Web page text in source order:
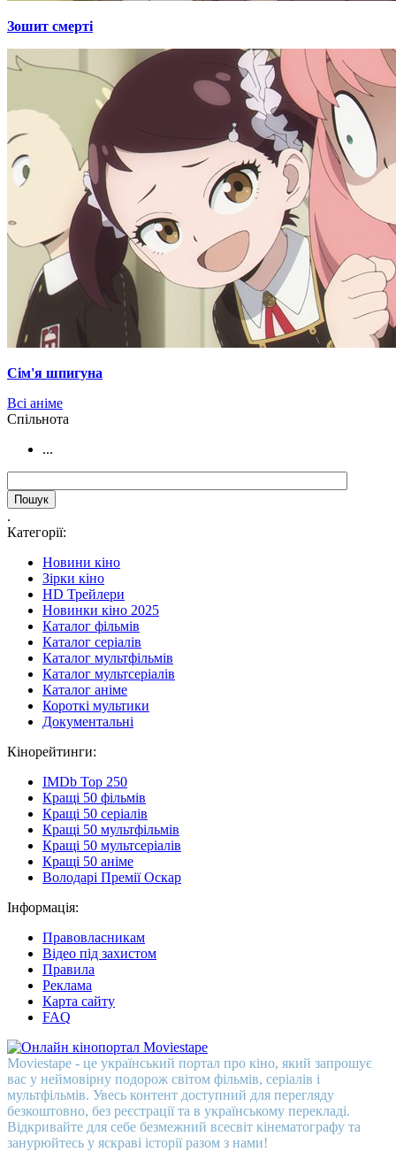
Зошит смерті
Сім'я шпигуна
Всі аніме
Cпільнота
...
.
Категорії:
Новини кіно
Зірки кіно
HD Трейлери
Новинки кіно 2025
Каталог фільмів
Каталог серіалів
Каталог мультфільмів
Каталог мультсеріалів
Каталог аніме
Короткі мультики
Документальні
Кінорейтинги:
IMDb Top 250
Кращі 50 фільмів
Кращі 50 серіалів
Кращі 50 мультфільмів
Кращі 50 мультсеріалів
Кращі 50 аніме
Володарі Премії Оскар
Інформація:
Правовласникам
Відео під захистом
Правила
Реклама
Карта сайту
FAQ
Moviestape - це український портал про кіно, який запрошує
вас у неймовірну подорож світом фільмів, серіалів і
мультфільмів. Увесь контент доступний для перегляду
безкоштовно, без реєстрації та в українському перекладі.
Відкривайте для себе безмежний всесвіт кінематографу та
занурюйтесь у яскраві історії разом з нами!